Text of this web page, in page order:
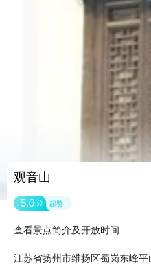
观音山
5.0 分 超赞
查看景点简介及开放时间
江苏省扬州市维扬区蜀岗东峰